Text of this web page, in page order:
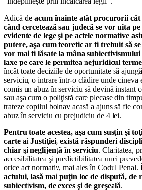
Adică de acum înainte atât procurorii
când cercetează sau judecă se vor uita
evidente de lege şi pe actele normative
putere, aşa cum teoretic ar fi trebuit să
vor mai fi lăsate la mâna
laxe pe care le permitea nejuridicul
încât toate deciziile de oportunitate să
serviciu, o intrare într-o clădire unde cineva
comis un abuz în serviciu să devină instant
sau aşa cum o poliţistă care plecase din
trateze copilul bolnav acasă a ajuns să fie
abuz în serviciu cu prejudiciu de 4 lei.
Pentru toate acestea, aşa cum susţin şi
carte ai Justiţiei, există răspunderi
chiar şi neglijenţă în serviciu. Claritatea,
accesibilitatea şi predictibilitatea unei
orice act normativ, mai ales în Codul Penal.
actului, lasă mai puţin loc de dispută, de
subiectivism, de exces şi de greşeală.